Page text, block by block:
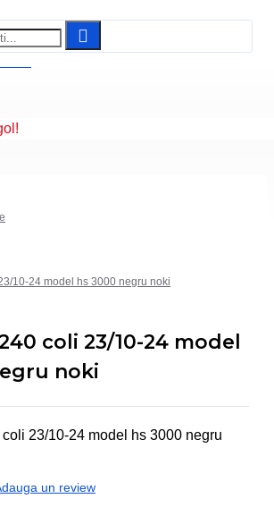
10-24 model hs 3000 negru noki
coli 23/10-24 model
noki
un review